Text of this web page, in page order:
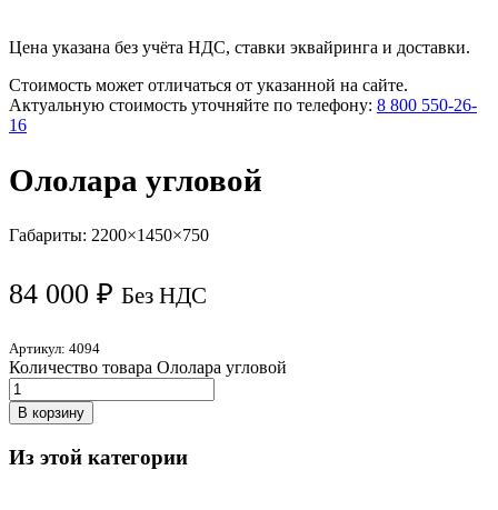
Цена указана без учёта НДС, ставки эквайринга и доставки.
Стоимость может отличаться от указанной на сайте.
Актуальную стоимость уточняйте по телефону: 8 800 550-26-
16
Ололара угловой
Габариты: 2200×1450×750
84 000 ₽ Без НДС
Артикул: 4094
Количество товара Ололара угловой
В корзину
Из этой категории